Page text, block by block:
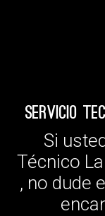
Servicio
Si
Técnico
, no dude